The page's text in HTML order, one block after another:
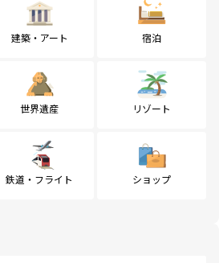
建築・アート 宿泊
世界遺産 リゾート
鉄道・フライト ショップ